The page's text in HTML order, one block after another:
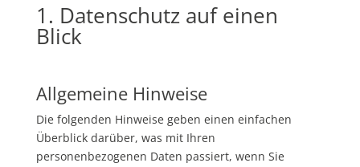
1. Datenschutz auf einen
Blick
Allgemeine Hinweise
Die folgenden Hinweise geben einen einfachen
Überblick darüber, was mit Ihren
personenbezogenen Daten passiert, wenn Sie